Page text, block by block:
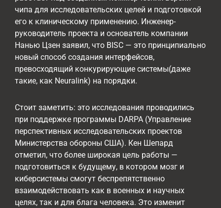
чипа для исследовательских целей и подготовкой
его к клиническому применению. Инженер-
руководитель проекта и основатель компании
Нанью Цзен заявил, что BISC — это принципиально
новый способ создания интерфейсов,
превосходящий конкурирующие системы(даже
такие, как Neuralink) на порядки.
Стоит заметить: это исследования проводились
при поддержке программы DARPA (Управление
перспективных исследовательских проектов
Министерства обороны США). Кен Шепард
отметил, что более широкая цель работы —
подготовиться к будущему, в котором мозг и
киберсистемы смогут беспрепятственно
взаимодействовать как в военных и научных
целях, так и для блага человека. Это изменит